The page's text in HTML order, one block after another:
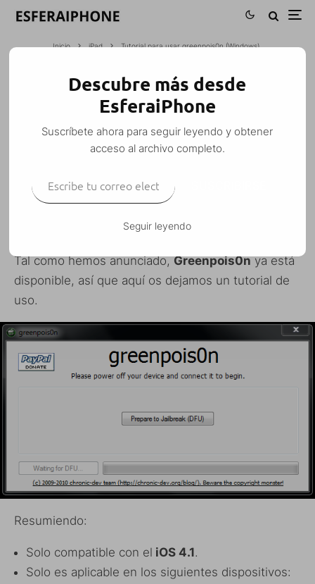
Inicio iPad Tutorial para usar greenpois0n (Windows)
TUTORIAL PARA USAR GREENPOIS0N
(WINDOWS)
M. Alejandro W. García Fuentes (Esfera) ·
iPhone 3G S iPhone 4 iPod Touch Jailbreak
12 octubre, 2010
Tal como hemos anunciado,Greenpois0nya está
disponible, así que aquí os dejamos un tutorial de
uso.
Resumiendo:
Solo compatible con el iOS 4.1.
Solo es aplicable en los siguientes dispositivos:
Descubre más desde
EsferaiPhone
Suscríbete ahora para seguir leyendo y obtener
acceso al archivo completo.
Seguir leyendo